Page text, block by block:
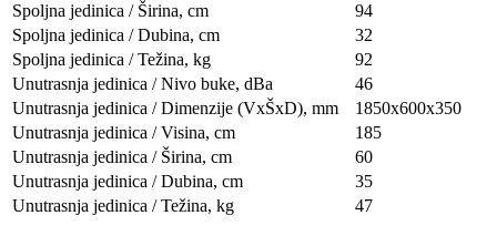
Spoljna jedinica / Širina, сm
94
Spoljna jedinica / Dubina, сm
32
Spoljna jedinica / Težina, kg
92
Unutrasnja jedinica / Nivo buke, dBa
46
Unutrasnja jedinica / Dimenzije (VxŠxD), mm
1850х600х350
Unutrasnja jedinica / Visina, сm
185
Unutrasnja jedinica / Širina, сm
60
Unutrasnja jedinica / Dubina, сm
35
Unutrasnja jedinica / Težina, kg
47